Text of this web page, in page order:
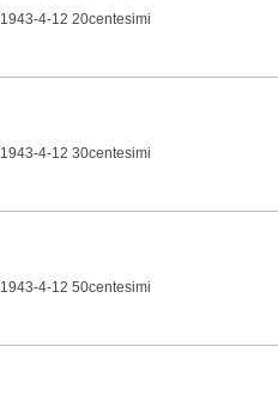
1943-4-12 20centesimi
1943-4-12 30centesimi
1943-4-12 50centesimi